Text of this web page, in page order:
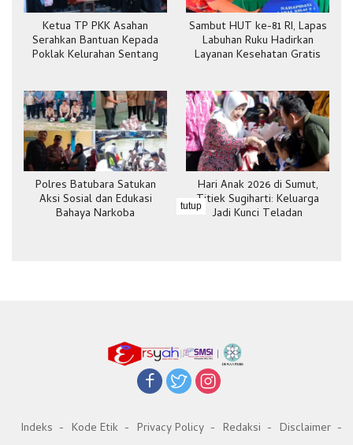
Ketua TP PKK Asahan
Serahkan Bantuan Kepada
Poklak Kelurahan Sentang
Sambut HUT ke-81 RI, Lapas
Labuhan Ruku Hadirkan
Layanan Kesehatan Gratis
Polres Batubara Satukan
Aksi Sosial dan Edukasi
Bahaya Narkoba
Hari Anak 2026 di Sumut,
Titiek Sugiharti: Keluarga
Jadi Kunci Teladan
Indeks Kode Etik Privacy Policy Redaksi Disclaimer
tutup